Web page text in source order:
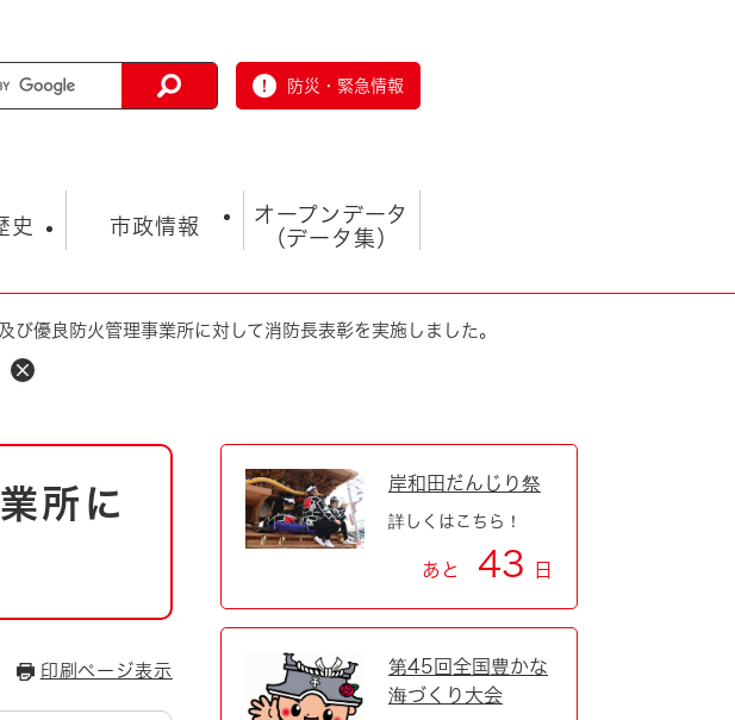
防災・緊急情報
ツ まちづくり・協働
福祉・介護
史 市政情報
計画
採用情報
オープンデータ
（データ集）
び優良防火管理事業所に対して消防長表彰を実施しました。
所に
印刷ページ表示
岸和田だんじり祭
詳しくはこちら！
あと 43 日
第45回全国豊かな
海づくり大会